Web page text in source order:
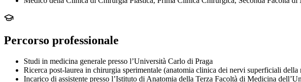
Percorso professionale
Studi in medicina generale presso l’Università Carlo di Praga
Ricerca post-laurea in chirurgia sperimentale (anatomia clinica dei nervi superficiali della
Incarico di assistente presso l’Istituto di Anatomia della Terza Facoltà di Medicina